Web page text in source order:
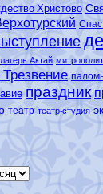
Христово
лагерь Актай
праздник
театр театр-студия